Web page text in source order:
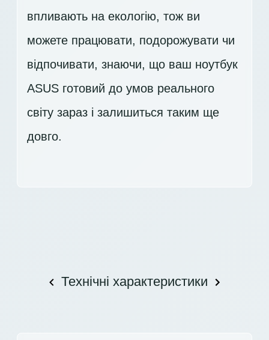
впливають на екологію, тож ви
можете працювати, подорожувати чи
відпочивати, знаючи, що ваш ноутбук
ASUS готовий до умов реального
світу зараз і залишиться таким ще
довго.
Технічні характеристики